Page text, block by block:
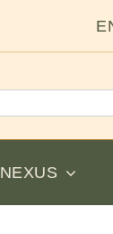
NEXUS